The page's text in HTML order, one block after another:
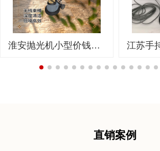
淮安抛光机小型价钱：伽华品牌带来镜面般的石材护理体验
直销案例